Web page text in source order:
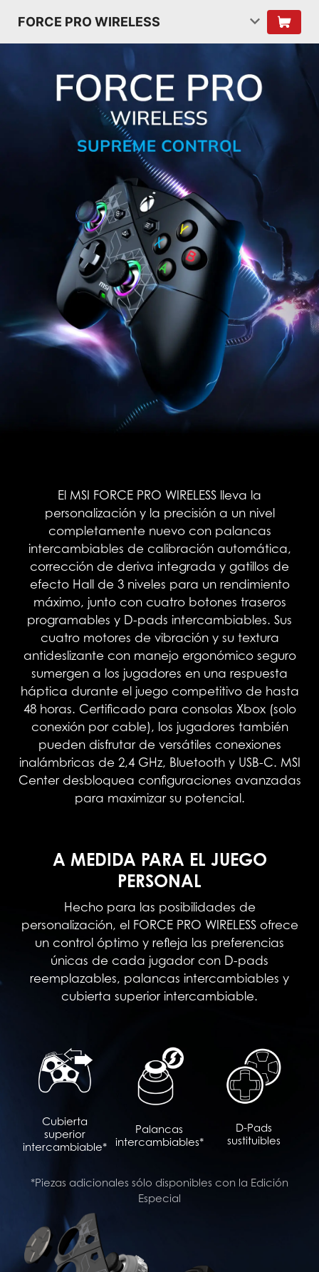
FORCE PRO WIRELESS
El MSI FORCE PRO WIRELESS lleva la
personalización y la precisión a un nivel
completamente nuevo con palancas
intercambiables de calibración automática,
corrección de deriva integrada y gatillos de
efecto Hall de 3 niveles para un rendimiento
máximo, junto con cuatro botones traseros
programables y D-pads intercambiables. Sus
cuatro motores de vibración y su textura
antideslizante con manejo ergonómico seguro
sumergen a los jugadores en una respuesta
háptica durante el juego competitivo de hasta
48 horas. Certificado para consolas Xbox (solo
conexión por cable), los jugadores también
pueden disfrutar de versátiles conexiones
inalámbricas de 2,4 GHz, Bluetooth y USB-C. MSI
Center desbloquea configuraciones avanzadas
para maximizar su potencial.
A MEDIDA PARA EL JUEGO
PERSONAL
Hecho para las posibilidades de
personalización, el FORCE PRO WIRELESS ofrece
un control óptimo y refleja las preferencias
únicas de cada jugador con D-pads
reemplazables, palancas intercambiables y
cubierta superior intercambiable.
Cubierta
superior
intercambiable*
Palancas
intercambiables*
D-Pads
sustituibles
*Piezas adicionales sólo disponibles con la Edición
Especial